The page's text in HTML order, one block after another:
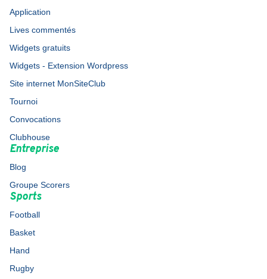
Application
Lives commentés
Widgets gratuits
Widgets - Extension Wordpress
Site internet MonSiteClub
Tournoi
Convocations
Clubhouse
Entreprise
Blog
Groupe Scorers
Sports
Football
Basket
Hand
Rugby